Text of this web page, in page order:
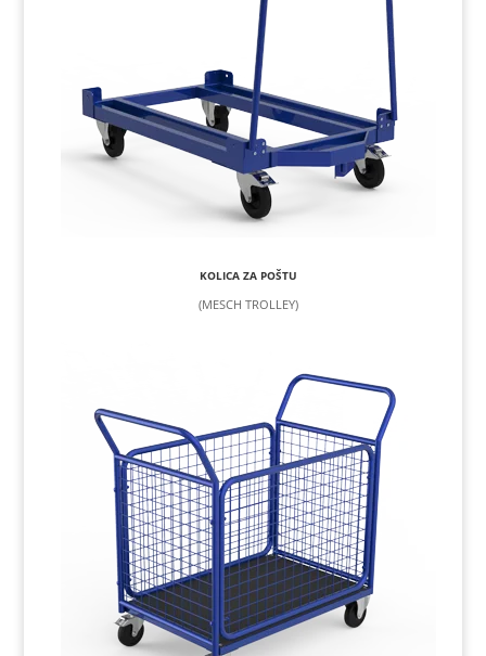
KOLICA ZA POŠTU
(MESCH TROLLEY)